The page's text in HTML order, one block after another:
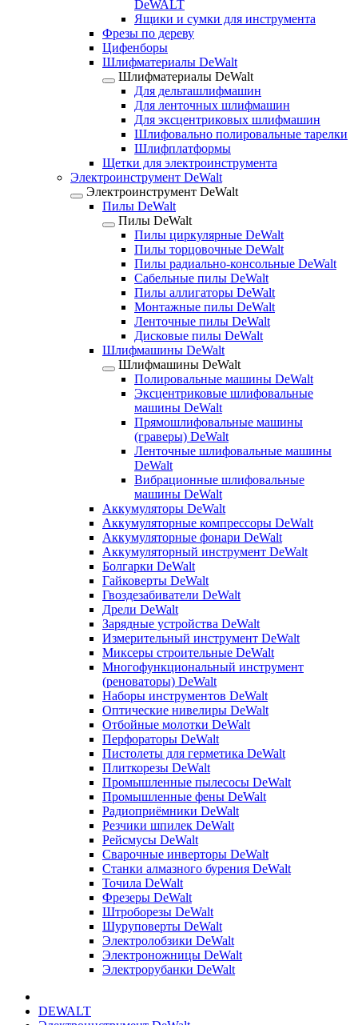
DeWALT
Ящики и сумки для инструмента
Фрезы по дереву
Цифенборы
Шлифматериалы DeWalt
Шлифматериалы DeWalt
Для дельташлифмашин
Для ленточных шлифмашин
Для эксцентриковых шлифмашин
Шлифовально полировальные тарелки
Шлифплатформы
Щетки для электроинструмента
Электроинструмент DeWalt
Электроинструмент DeWalt
Пилы DeWalt
Пилы DeWalt
Пилы циркулярные DeWalt
Пилы торцовочные DeWalt
Пилы радиально-консольные DeWalt
Сабельные пилы DeWalt
Пилы аллигаторы DeWalt
Монтажные пилы DeWalt
Ленточные пилы DeWalt
Дисковые пилы DeWalt
Шлифмашины DeWalt
Шлифмашины DeWalt
Полировальные машины DeWalt
Эксцентриковые шлифовальные
машины DeWalt
Прямошлифовальные машины
(граверы) DeWalt
Ленточные шлифовальные машины
DeWalt
Вибрационные шлифовальные
машины DeWalt
Аккумуляторы DeWalt
Аккумуляторные компрессоры DeWalt
Аккумуляторные фонари DeWalt
Аккумуляторный инструмент DeWalt
Болгарки DeWalt
Гайковерты DeWalt
Гвоздезабиватели DeWalt
Дрели DeWalt
Зарядные устройства DeWalt
Измерительный инструмент DeWalt
Миксеры строительные DeWalt
Многофункциональный инструмент
(реноваторы) DeWalt
Наборы инструментов DeWalt
Оптические нивелиры DeWalt
Отбойные молотки DeWalt
Перфораторы DeWalt
Пистолеты для герметика DeWalt
Плиткорезы DeWalt
Промышленные пылесосы DeWalt
Промышленные фены DeWalt
Радиоприёмники DeWalt
Резчики шпилек DeWalt
Рейсмусы DeWalt
Сварочные инверторы DeWalt
Станки алмазного бурения DeWalt
Точила DeWalt
Фрезеры DeWalt
Штроборезы DeWalt
Шуруповерты DeWalt
Электролобзики DeWalt
Электроножницы DeWalt
Электрорубанки DeWalt
DEWALT